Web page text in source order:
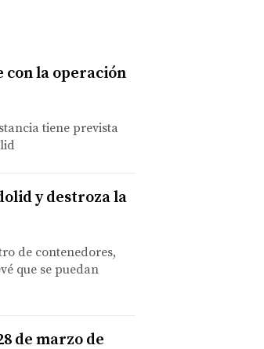
con la operación
tiene prevista
y destroza la
de contenedores,
que se puedan
de marzo de